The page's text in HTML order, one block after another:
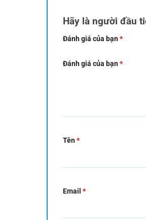
Hãy là người đầu
Đánh giá của bạn*
Đánh giá của bạn*
Tên*
Email *